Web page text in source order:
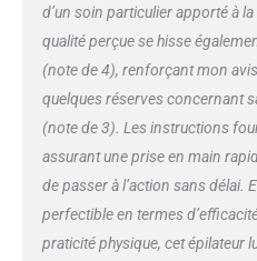
Offrir
vous
𝐌𝐨𝐝𝐞𝐬
d’un soin particulier apporté à
qualité perçue se hisse
(note de 4), renforçant mon
quelques réserves concernant
(note de 3). Les instructions
assurant une prise en main
de passer à l’action sans délai.
perfectible en termes
praticité physique, cet épilateur